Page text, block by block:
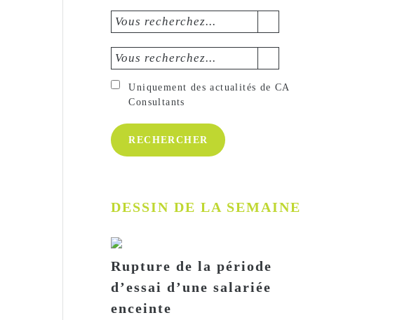
Vous recherchez...
Vous recherchez...
Uniquement des actualités de CA
Consultants
DESSIN DE LA SEMAINE
Rupture de la période
d’essai d’une salariée
enceinte